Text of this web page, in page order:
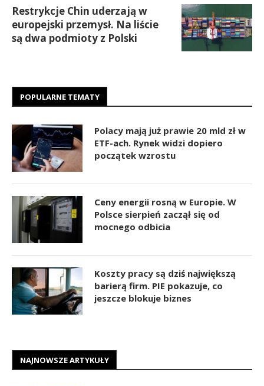
Restrykcje Chin uderzają w
europejski przemysł. Na liście
są dwa podmioty z Polski
POPULARNE TEMATY
Polacy mają już prawie 20 mld zł w
ETF-ach. Rynek widzi dopiero
początek wzrostu
Ceny energii rosną w Europie. W
Polsce sierpień zaczął się od
mocnego odbicia
Koszty pracy są dziś największą
barierą firm. PIE pokazuje, co
jeszcze blokuje biznes
NAJNOWSZE ARTYKUŁY